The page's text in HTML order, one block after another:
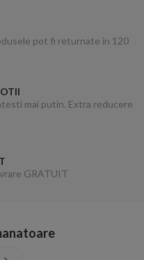
pot fi returnate in 120
mai putin. Extra reducere
GRATUIT